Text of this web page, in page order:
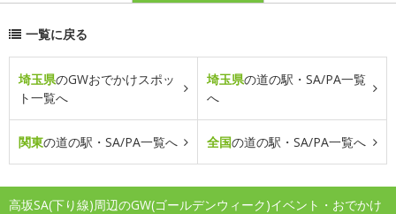
一覧に戻る
埼玉県のGWおでかけスポッ
ト一覧へ
埼玉県の道の駅・SA/PA一覧
へ
関東の道の駅・SA/PA一覧へ 全国の道の駅・SA/PA一覧へ
高坂SA(下り線)周辺のGW(ゴールデンウィーク)イベント・おでかけ